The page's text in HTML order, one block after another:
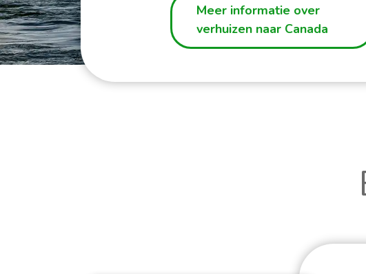
Meer informatie over
verhuizen naar Canada